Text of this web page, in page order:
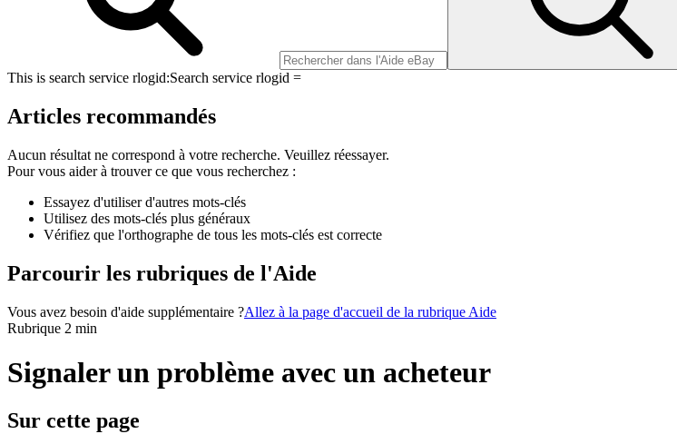
This is search service rlogid:Search service rlogid =
Articles recommandés
Aucun résultat ne correspond à votre recherche. Veuillez réessayer.
Pour vous aider à trouver ce que vous recherchez :
Essayez d'utiliser d'autres mots-clés
Utilisez des mots-clés plus généraux
Vérifiez que l'orthographe de tous les mots-clés est correcte
Parcourir les rubriques de l'Aide
Vous avez besoin d'aide supplémentaire ?Allez à la page d'accueil de la rubrique Aide
Rubrique 2 min
Signaler un problème avec un acheteur
Sur cette page